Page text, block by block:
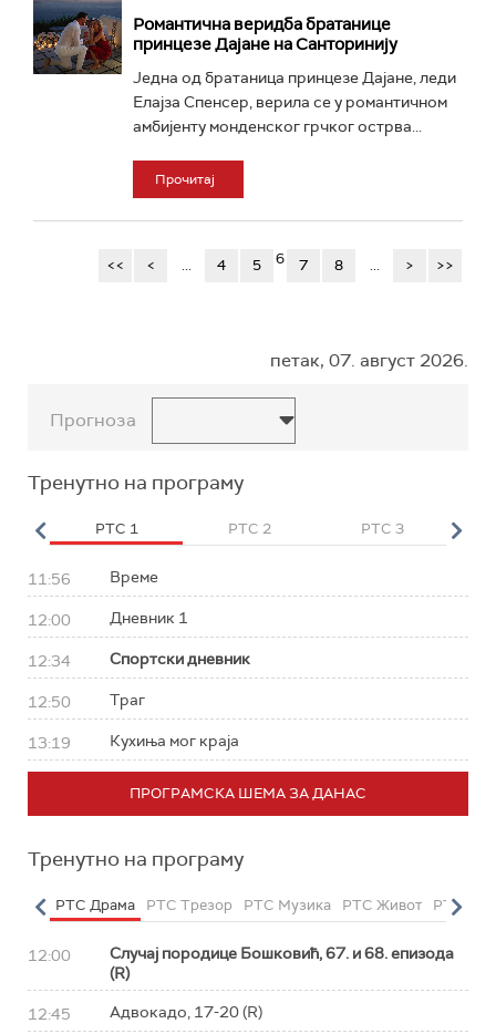
Романтична веридба братанице
принцезе Дајане на Санторинију
Једна од братаница принцезе Дајане, леди
Елајза Спенсер, верила се у романтичном
амбијенту монденског грчког острва...
Прочитај
<< < ... 4 5 6 7 8 ... > >>
петак, 07. август 2026.
Прогноза
Тренутно на програму
РТС 1 РТС 2 РТС 3
11:56 Време
12:00 Дневник 1
12:34 Спортски дневник
12:50 Траг
13:19 Кухиња мог краја
ПРОГРАМСКА ШЕМА ЗА ДАНАС
Тренутно на програму
РТС Драма РТС Трезор РТС Музика РТС Живот РТС
12:00
Случај породице Бошковић, 67. и 68. епизода
(R)
12:45 Адвокадо, 17-20 (R)